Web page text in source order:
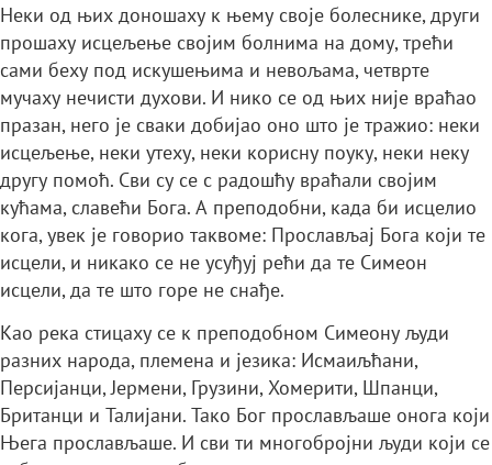
Неки од њих доношаху к њему своје болеснике, други
прошаху исцељење својим болнима на дому, трећи
сами беху под искушењима и невољама, четврте
мучаху нечисти духови. И нико се од њих није враћао
празан, него је сваки добијао оно што је тражио: неки
исцељење, неки утеху, неки корисну поуку, неки неку
другу помоћ. Сви су се с радошћу враћали својим
кућама, славећи Бога. А преподобни, када би исцелио
кога, увек је говорио таквоме: Прослављај Бога који те
исцели, и никако се не усуђуј рећи да те Симеон
исцели, да те што горе не снађе.
Као река стицаху се к преподобном Симеону људи
разних народа, племена и језика: Исмаиљћани,
Персијанци, Јермени, Грузини, Хомерити, Шпанци,
Британци и Талијани. Тако Бог прослављаше онога који
Њега прослављаше. И сви ти многобројни људи који се